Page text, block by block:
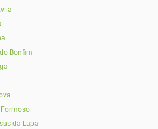
Bonfim
da Lapa